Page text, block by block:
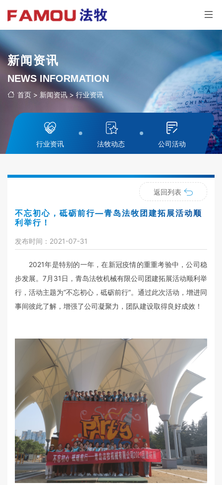
新闻资讯
NEWS INFORMATION
首页 > 新闻资讯>行业资讯
行业资讯 法牧动态 公司活动
不忘初心，砥砺前行—青岛法牧团建拓展活动顺
利举行！
返回列表
发布时间：2021-07-31
2021年是特别的一年，在新冠疫情的重重考验中，公司稳
步发展。7月31日，青岛法牧机械有限公司团建拓展活动顺利举
行，活动主题为“不忘初心，砥砺前行”。通过此次活动，增进同
事间彼此了解，增强了公司凝聚力，团队建设取得良好成效！